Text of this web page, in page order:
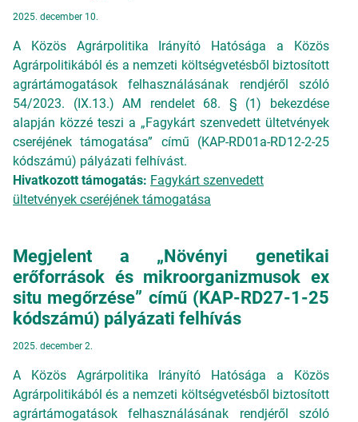
2025. december 10.
A Közös Agrárpolitika Irányító Hatósága a Közös
Agrárpolitikából és a nemzeti költségvetésből biztosított
agrártámogatások felhasználásának rendjéről szóló
54/2023. (IX.13.) AM rendelet 68. § (1) bekezdése
alapján közzé teszi a „Fagykárt szenvedett ültetvények
cseréjének támogatása” című (KAP-RD01a-RD12-2-25
kódszámú) pályázati felhívást.
Hivatkozott támogatás: Fagykárt szenvedett
ültetvények cseréjének támogatása
Megjelent a „Növényi genetikai
erőforrások és mikroorganizmusok ex
situ megőrzése” című (KAP-RD27-1-25
kódszámú) pályázati felhívás
2025. december 2.
A Közös Agrárpolitika Irányító Hatósága a Közös
Agrárpolitikából és a nemzeti költségvetésből biztosított
agrártámogatások felhasználásának rendjéről szóló